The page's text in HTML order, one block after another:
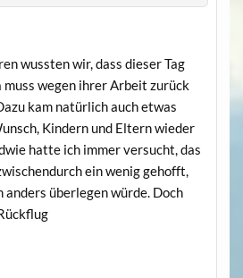
wussten wir, dass dieser Tag
muss wegen ihrer Arbeit zurück
kam natürlich auch etwas
Kindern und Eltern wieder
hatte ich immer versucht, das
ein wenig gehofft,
anders überlegen würde. Doch